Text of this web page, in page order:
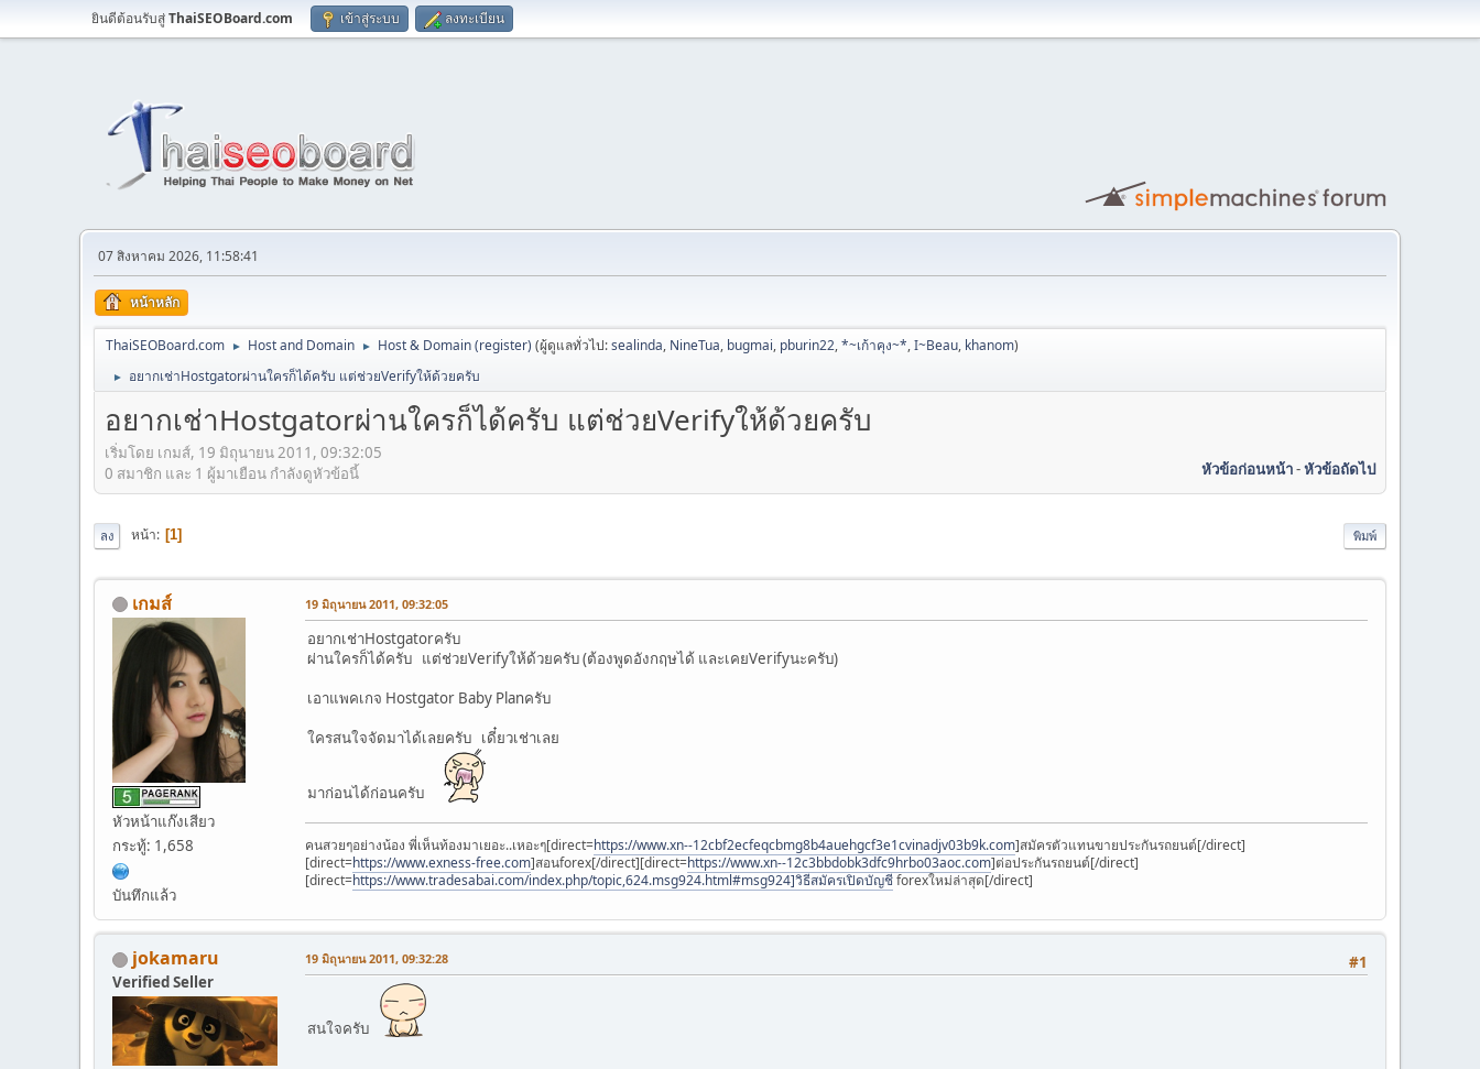
ยินดีต้อนรับสู่ThaiSEOBoard.com เข้าสู่ระบบ ลงทะเบียน
07 สิงหาคม 2026, 11:58:41
หน้าหลัก
ThaiSEOBoard.com ► Host and Domain ► Host & Domain (register) (ผู้ดูแลทั่วไป:sealinda, NineTua, bugmai, pburin22,*~เก้าคุง~*,I~Beau, khanom)
► อยากเช่าHostgatorผ่านใครก็ได้ครับ แต่ช่วยVerifyให้ด้วยครับ
อยากเช่าHostgatorผ่านใครก็ได้ครับ แต่ช่วยVerifyให้ด้วยครับ
เริ่มโดย เกมส์, 19 มิถุนายน 2011, 09:32:05
หัวข้อก่อนหน้า-หัวข้อถัดไป
0 สมาชิก และ 1 ผู้มาเยือน กำลังดูหัวข้อนี้
พิมพ์
ลง หน้า 1
เกมส์
หัวหน้าแก๊งเสียว
กระทู้: 1,658
บันทึกแล้ว
19 มิถุนายน 2011, 09:32:05
อยากเช่าHostgatorครับ
ผ่านใครก็ได้ครับ แต่ช่วยVerifyให้ด้วยครับ (ต้องพูดอังกฤษได้ และเคยVerifyนะครับ)
เอาแพคเกจ Hostgator Baby Planครับ
ใครสนใจจัดมาได้เลยครับ เดี๋ยวเช่าเลย
มาก่อนได้ก่อนครับ
คนสวยๆอย่างน้อง พี่เห็นท้องมาเยอะ..เหอะๆ[direct=https://www.xn--12cbf2ecfeqcbmg8b4auehgcf3e1cvinadjv03b9k.com]สมัครตัวแทนขายประกันรถยนต์[/direct]
[direct=https://www.exness-free.com]สอนforex[/direct][direct=https://www.xn--12c3bbdobk3dfc9hrbo03aoc.com]ต่อประกันรถยนต์[/direct]
[direct=https://www.tradesabai.com/index.php/topic,624.msg924.html#msg924]วิธีสมัครเปิดบัญชีforexใหม่ล่าสุด[/direct]
jokamaru
Verified Seller
#1
19 มิถุนายน 2011, 09:32:28
สนใจครับ